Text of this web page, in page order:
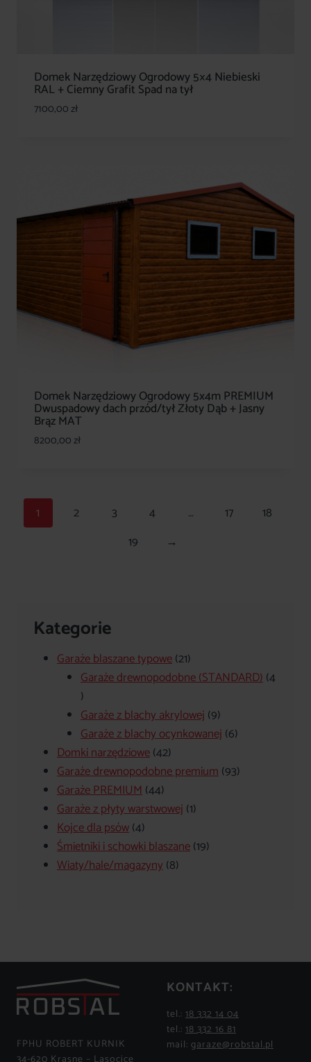
Domek Narzędziowy Ogrodowy 5×4 Niebieski
RAL + Ciemny Grafit Spad na tył
7100,00zł
Domek Narzędziowy Ogrodowy 5x4m PREMIUM
Dwuspadowy dach przód/tył Złoty Dąb + Jasny
Brąz MAT
8200,00zł
1 2 3 4 … 17
18
19
→
Kategorie
Garaże blaszane typowe 2121
produktów
Garaże drewnopodobne (STANDARD) 4
4
produkty
Garaże z blachy akrylowej 99
produktów
Garaże z blachy ocynkowanej 66
Domki narzędziowe 4242
produkty
Garaże drewnopodobne premium 9393
Garaże PREMIUM 4444
produkty
Garaże z płyty warstwowej 11
Kojce dla psów 44
produkty
Śmietniki i schowki blaszane 1919
Wiaty/hale/magazyny 88
FPHU ROBERT KURNIK
KONTAKT:
tel.: 18 332 14 04
tel.: 18 332 16 81
mail: garaze@robstal.pl